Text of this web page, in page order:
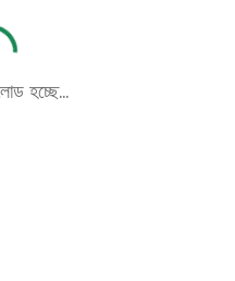
হচ্ছে...